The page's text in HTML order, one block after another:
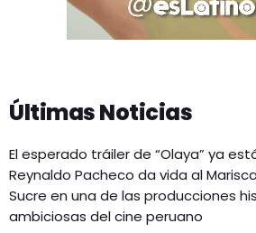
Últimas Noticias
El esperado tráiler de “Olaya” ya
Reynaldo Pacheco da vida al
Sucre en una de las producciones
ambiciosas del cine peruano